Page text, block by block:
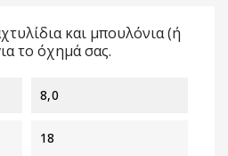
και μπουλόνια (ή
το όχημά σας.
8,0
18